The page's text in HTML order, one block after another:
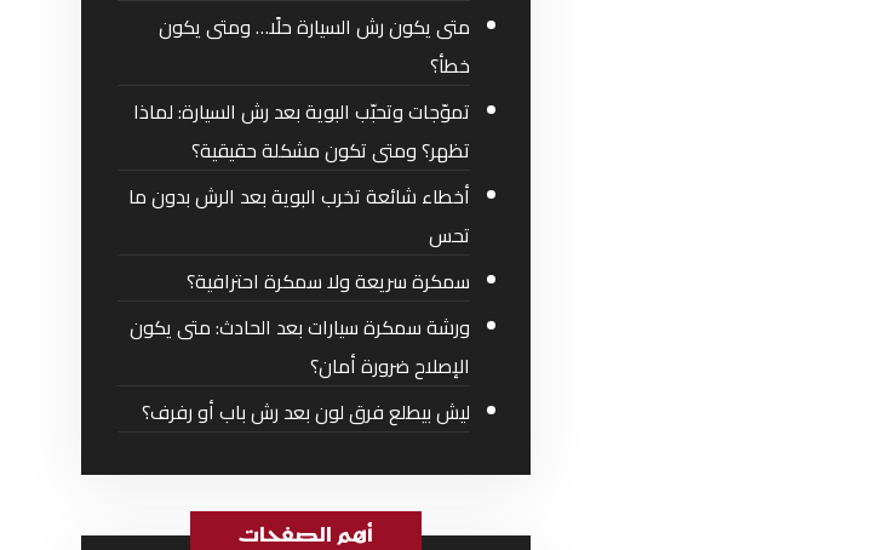
متى يكون رش السيارة حلًا… ومتى يكون
خطأ؟
تموّجات وتحبّب البوية بعد رش السيارة: لماذا
تظهر؟ ومتى تكون مشكلة حقيقية؟
أخطاء شائعة تخرب البوية بعد الرش بدون ما
تحس
سمكرة سريعة ولا سمكرة احترافية؟
ورشة سمكرة سيارات بعد الحادث: متى يكون
الإصلاح ضرورة أمان؟
ليش بيطلع فرق لون بعد رش باب أو رفرف؟
أهم الصفحات